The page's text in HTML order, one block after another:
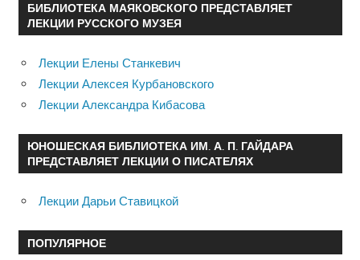
БИБЛИОТЕКА МАЯКОВСКОГО ПРЕДСТАВЛЯЕТ
ЛЕКЦИИ РУССКОГО МУЗЕЯ
Лекции Елены Станкевич
Лекции Алексея Курбановского
Лекции Александра Кибасова
ЮНОШЕСКАЯ БИБЛИОТЕКА ИМ. А. П. ГАЙДАРА
ПРЕДСТАВЛЯЕТ ЛЕКЦИИ О ПИСАТЕЛЯХ
Лекции Дарьи Ставицкой
ПОПУЛЯРНОЕ